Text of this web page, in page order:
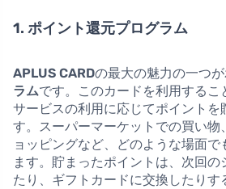
1. ポイント還元プログラム
APLUS CARDの最大の魅力の一つが
ラムです。このカードを利用する
サービスの利用に応じてポイントを
す。スーパーマーケットでの買い物
ョッピングなど、どのような場面
ます。貯まったポイントは、次回の
たり、ギフトカードに交換したりす